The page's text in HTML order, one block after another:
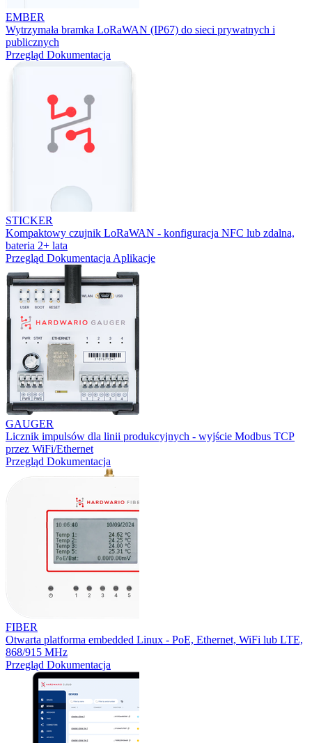
EMBER
Wytrzymała bramka LoRaWAN (IP67) do sieci prywatnych i
publicznych
Przegląd Dokumentacja
STICKER
Kompaktowy czujnik LoRaWAN - konfiguracja NFC lub zdalna,
bateria 2+ lata
Przegląd Dokumentacja Aplikacje
GAUGER
Licznik impulsów dla linii produkcyjnych - wyjście Modbus TCP
przez WiFi/Ethernet
Przegląd Dokumentacja
FIBER
Otwarta platforma embedded Linux - PoE, Ethernet, WiFi lub LTE,
868/915 MHz
Przegląd Dokumentacja